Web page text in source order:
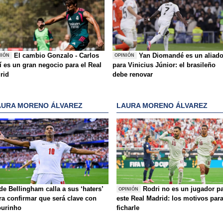
El cambio Gonzalo - Carlos
es un gran negocio para el Real
OPINIÓN
Yan Diomandé es un
para Vinicius Júnior: el brasileño
debe renovar
MORENO ÁLVAREZ
Bellingham calla a sus ‘haters’
confirmar que será clave con
LAURA MORENO ÁLVAREZ
OPINIÓN
Rodri no es un jugador
este Real Madrid: los motivos
ficharle